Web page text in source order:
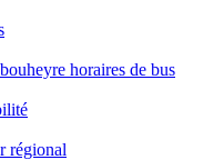
horaires de bus
régional